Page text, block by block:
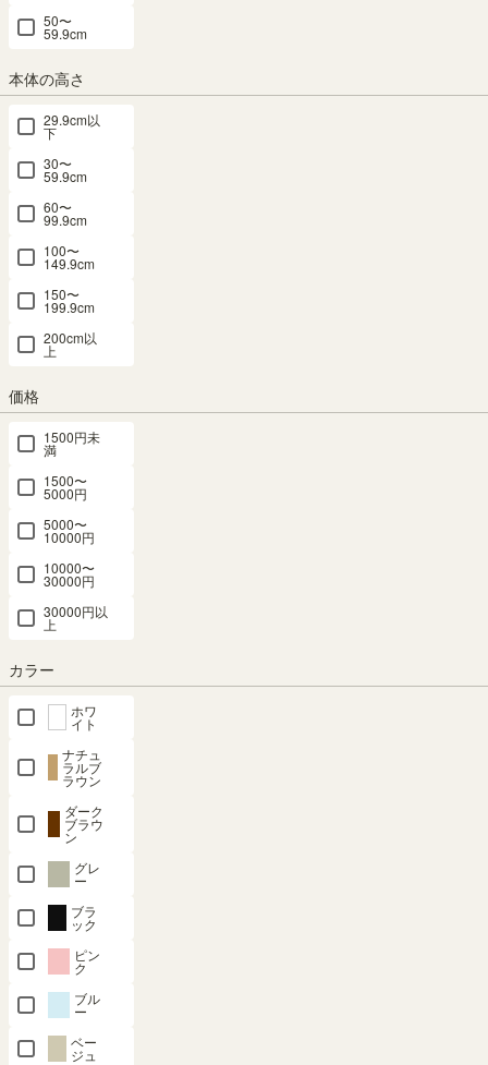
50〜
59.9cm
本体の高さ
29.9cm以
下
30〜
59.9cm
60〜
99.9cm
100〜
149.9cm
150〜
199.9cm
200cm以
上
価格
1500円未
満
1500〜
5000円
5000〜
10000円
10000〜
30000円
30000円以
上
カラー
ホワ
イト
ナチュ
ラルブ
ラウン
ダーク
ブラウ
ン
グレ
ー
ブラ
ック
ピン
ク
ブル
ー
ベー
ジュ
カラー
ナチュラルブラウン
組立サービス
最短お届け予定日
---
※在庫状況、実際の詳細な住所により変動する場合があります。
在庫あり
クーポンは注文手続き画面にてご利用いただけます